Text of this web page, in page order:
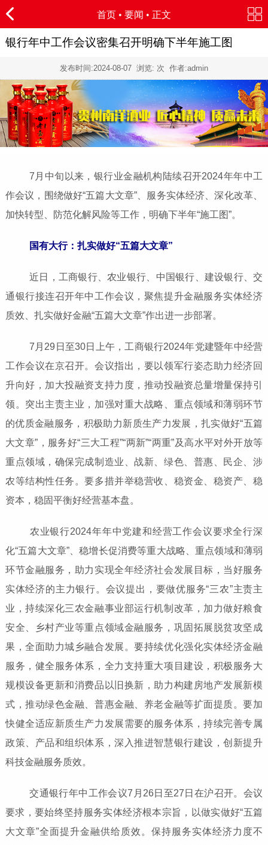
首页 • 要闻 • 正文
银行年中工作会议密集召开明确下半年施工图
发布时间:2024-08-07 浏览: 次 作者:admin
7月中旬以来，银行业金融机构陆续召开2024年年中工
作会议，围绕做好“五篇大文章”、服务实体经济、深化改革、
加快转型、防范化解风险等工作，明确下半年“施工图”。
国有大行：扎实做好“五篇大文章”
近日，工商银行、农业银行、中国银行、建设银行、交
通银行接连召开年中工作会议，聚焦提升金融服务实体经济
质效、扎实做好金融“五篇大文章”作出进一步部署。
7月29日至30日上午，工商银行2024年党建暨年中经营
工作会议在京召开。会议指出，要以领军行姿态助力经济回
升向好，加大投融资支持力度，推动投融资总量增量保持引
领。突出主责主业，加强对重大战略、重点领域和薄弱环节
的优质金融服务，积极助力新质生产力发展，扎实做好“五篇
大文章”，服务好“三大工程”“两新”“两重”及高水平对外开放等
重点领域，确保完成制造业、战新、绿色、普惠、民企、涉
农等结构性任务。要多措并举稳营收、稳资金、稳资产、稳
资本，稳固平衡好经营基本盘。
农业银行2024年年中党建和经营工作会议要求全行深
化“五篇大文章”、稳增长促消费等重大战略、重点领域和薄弱
环节金融服务，助力实现全年经济社会发展目标，当好服务
实体经济的主力银行。会议提出，要做优服务“三农”主责主
业，持续深化三农金融事业部运行机制改革，加力做好粮食
安全、乡村产业等重点领域金融服务，巩固拓展脱贫攻坚成
果，全面助力城乡融合发展。要持续优化强化实体经济金融
服务，健全服务体系，全力支持重大项目建设，积极服务大
规模设备更新和消费品以旧换新，助力构建房地产发展新模
式，推动绿色金融、普惠金融、养老金融等扩面提质。要加
快健全适应新质生产力发展需要的服务体系，持续完善专属
政策、产品和组织体系，深入推进智慧银行建设，创新提升
科技金融服务质效。
交通银行年中工作会议7月26日至27日在沪召开。会议
要求，要始终坚持服务实体经济根本宗旨，以做实做好“五篇
大文章”全面提升金融供给质效。保持服务实体经济力度不